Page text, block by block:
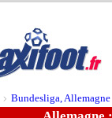
> Bundesliga, Allemagne